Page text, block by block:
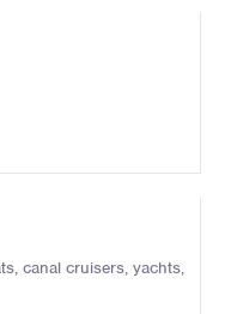
canal cruisers, yachts,